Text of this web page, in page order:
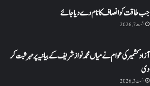
جب طاقت کو انصاف کا نام دے دیا جائے
اگست 7, 2026
آزاد کشمیر کی عوام نے میاں محمد نواز شریف کے بیانیہ پر مہر ثبت کر
دی
اگست 3, 2026